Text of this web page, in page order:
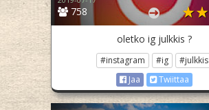
758
oletko ig julkkis ?
#instagram #ig
#julkkis
Jaa
Twiittaa